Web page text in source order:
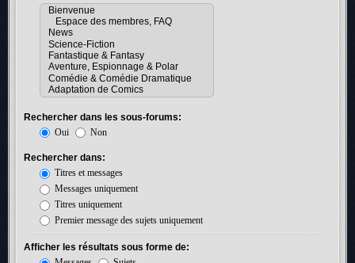
Rechercher dans les sous-forums:
Oui
Non
Rechercher dans:
Titres et messages
Messages uniquement
Titres uniquement
Premier message des sujets uniquement
Afficher les résultats sous forme de: